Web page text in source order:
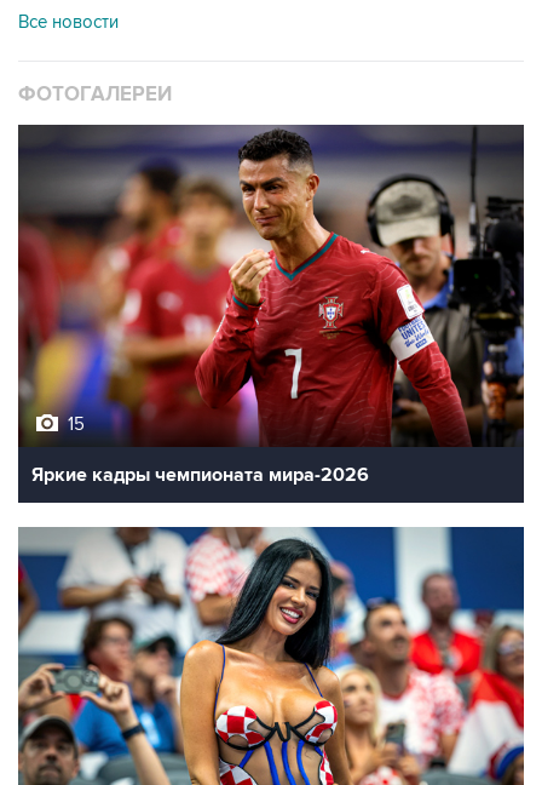
Все новости
ФОТОГАЛЕРЕИ
15
Яркие кадры чемпионата мира-2026